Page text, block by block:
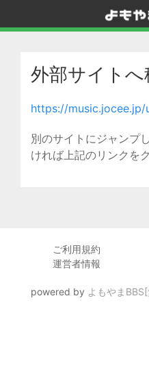
外部サイト
https://
別のサイトにジャンプ
ければ上記のリンクを
ご利用規約
運営者情報
powered by よもやま